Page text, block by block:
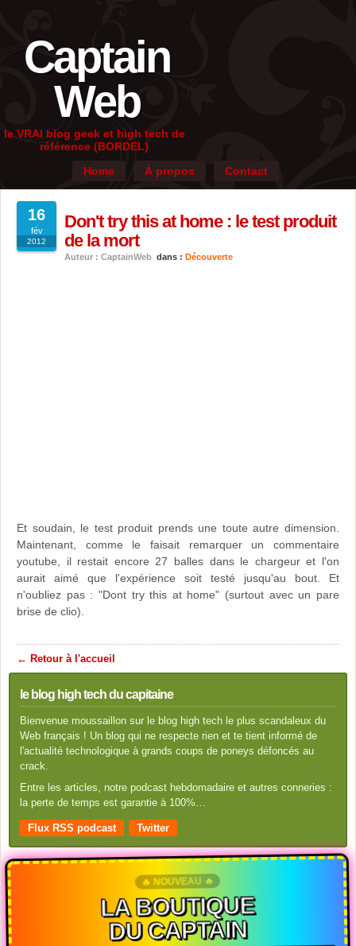
Captain
Web
le VRAI blog geek et high tech de
référence (BORDEL)
Home
À propos Contact
16
fév
2012
Don't try this at home : le test produit
de la mort
Auteur : CaptainWeb dans : Découverte
Et soudain, le test produit prends une toute autre dimension.
Maintenant, comme le faisait remarquer un commentaire
youtube, il restait encore 27 balles dans le chargeur et l'on
aurait aimé que l'expérience soit testé jusqu'au bout. Et
n'oubliez pas : "Dont try this at home" (surtout avec un pare
brise de clio).
← Retour à l'accueil
le blog high tech du capitaine
Bienvenue moussaillon sur le blog high tech le plus scandaleux du
Web français ! Un blog qui ne respecte rien et te tient informé de
l'actualité technologique à grands coups de poneys défoncés au
crack.
Entre les articles, notre podcast hebdomadaire et autres conneries :
la perte de temps est garantie à 100%…
Flux RSS podcast Twitter
🔥 NOUVEAU 🔥
LA BOUTIQUE
DU CAPTAIN